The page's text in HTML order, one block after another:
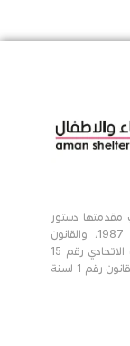
مقدمتها دستور
دولة الإمارات، وقانون العقوبات الاتحادي رقم 3 لسنة 1987، والقانون
الاتحادي رقم 3 لسنة 2016 بشأن حقوق الطفل، والقانون الاتحادي رقم 15
لسنة 2006 بشأن مكافحة جرائم الاتجار بالبشر، المعدّل بالقانون رقم 1 لسنة